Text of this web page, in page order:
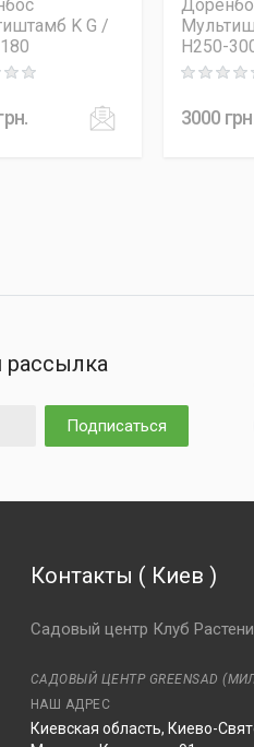
K G /
out of 5
H250-
Rating: 0
3000
рассылка
Подписаться
Контакты ( Киев )
Садовый центр Клуб
САДОВЫЙ ЦЕНТР GREENSAD
НАШ АДРЕС
Киевская область, Киево-